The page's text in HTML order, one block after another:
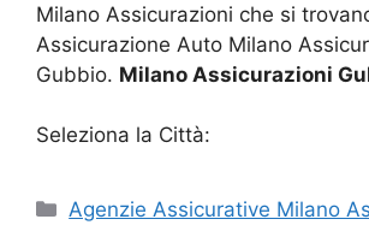
Milano Assicurazioni che si
Assicurazione Auto Milano
Gubbio. Milano Assicurazioni
Seleziona la Città:
Categorie
Agenzie Assicurative Milano